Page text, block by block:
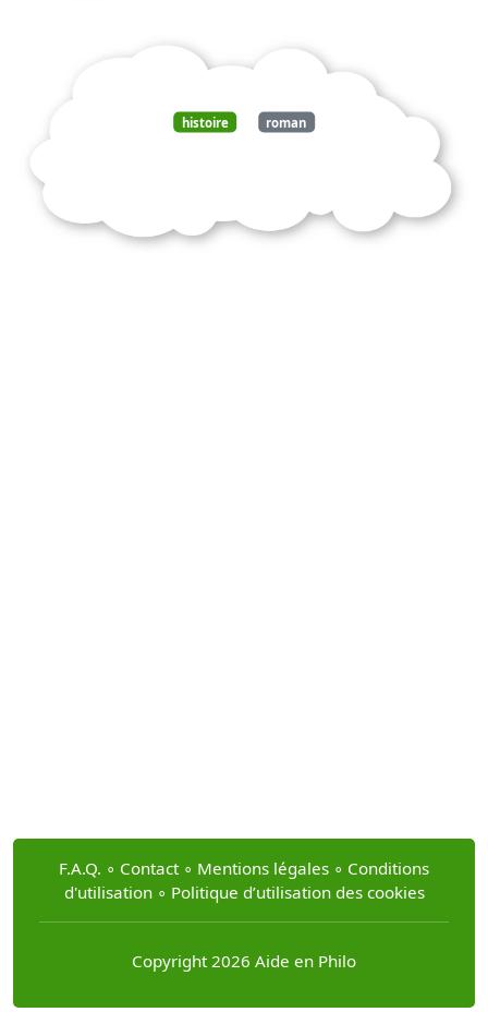
histoire roman
F.A.Q. ∘ Contact ∘ Mentions légales ∘ Conditions
d'utilisation∘ Politique d’utilisation des cookies
Copyright 2026 Aide en Philo